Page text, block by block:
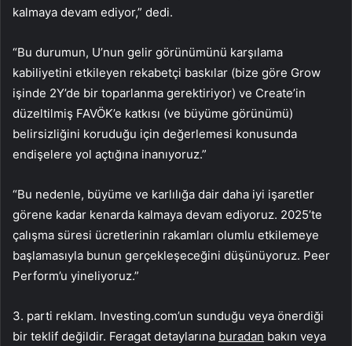
kalmaya devam ediyor,” dedi.
“Bu durumun, U’nun gelir görünümünü karşılama
kabiliyetini etkileyen rekabetçi baskılar (bize göre Grow
işinde 2Y’de bir toparlanma gerektiriyor) ve Create’in
düzeltilmiş FAVÖK’e katkısı (ve büyüme görünümü)
belirsizliğini koruduğu için değerlemesi konusunda
endişelere yol açtığına inanıyoruz.”
“Bu nedenle, büyüme ve karlılığa dair daha iyi işaretler
görene kadar kenarda kalmaya devam ediyoruz. 2025’te
çalışma süresi ücretlerinin rakamları olumlu etkilemeye
başlamasıyla bunun gerçekleşeceğini düşünüyoruz. Peer
Perform’u yineliyoruz.”
3. parti reklam. Investing.com’un sunduğu veya önerdiği
bir teklif değildir. Feragat detaylarına buradan bakın veya